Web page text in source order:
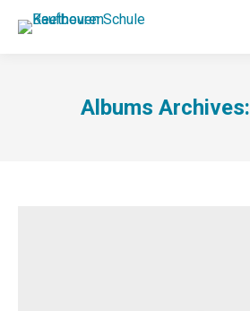
Albums Archives: